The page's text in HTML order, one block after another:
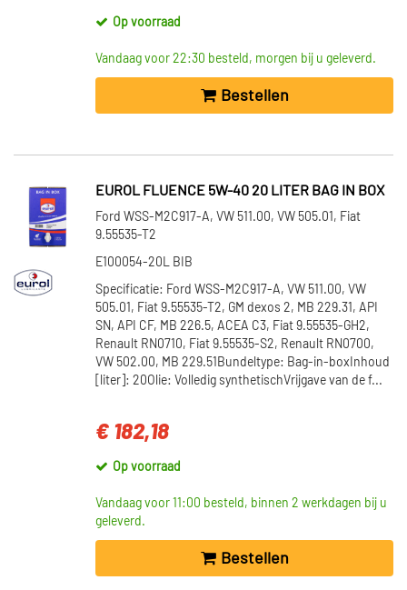
Op voorraad
Vandaag voor 22:30 besteld, morgen bij u geleverd.
Bestellen
EUROL FLUENCE 5W-40 20 LITER BAG IN BOX
Ford WSS-M2C917-A, VW 511.00, VW 505.01, Fiat
9.55535-T2
E100054-20L BIB
Specificatie: Ford WSS-M2C917-A, VW 511.00, VW
505.01, Fiat 9.55535-T2, GM dexos 2, MB 229.31, API
SN, API CF, MB 226.5, ACEA C3, Fiat 9.55535-GH2,
Renault RN0710, Fiat 9.55535-S2, Renault RN0700,
VW 502.00, MB 229.51Bundeltype: Bag-in-boxInhoud
[liter]: 20Olie: Volledig synthetischVrijgave van de f...
€ 182,18
Op voorraad
Vandaag voor 11:00 besteld, binnen 2 werkdagen bij u
geleverd.
Bestellen